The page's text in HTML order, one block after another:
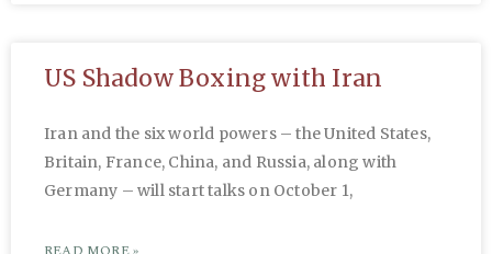
US Shadow Boxing with Iran
Iran and the six world powers – the United States,
Britain, France, China, and Russia, along with
Germany – will start talks on October 1,